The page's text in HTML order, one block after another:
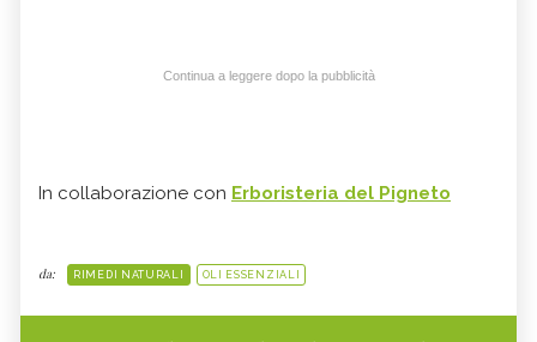
Continua a leggere dopo la pubblicità
In collaborazione con Erboristeria del Pigneto
da: RIMEDI NATURALI OLI ESSENZIALI